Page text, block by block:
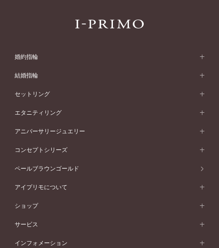
婚約指輪
婚約指輪 (エンゲージリング)
婚約指輪一覧
ピンクゴールド
ペールブラウンゴールド
ウェーブライン
V字ライン
ワンサイドメレ
ダブルサイドメレ
シンプル
フェミニン
モード
50万円台～
40万円台～
30万円台～
婚約指輪 人気ランキング
婚約ネックレス
ダイヤモンドシェイプコレクション
結婚指輪
結婚指輪 (マリッジリング)
結婚指輪一覧
ピンクゴールド
ペールブラウンゴールド
ウェーブライン
V字ライン
ワンメレ
セベラルメレ
シンプル
フェミニン
モード
50万円～
40万円～50万円
セットリング
セットリング
セットリング一覧
ピンクゴールド
ペールブラウンゴールド
エタニティリング
エタニティリング
エタニティリング一覧
ピンクゴールド
ペールブラウンゴールド
アニバーサリージュエリー
アニバーサリージュエリー
アニバーサリージュエリー一覧
ファッションリング
ブレスレット
コンセプトシリーズ
コンセプトシリーズ
オリジンビリーフ
エトワル
スワハ
ペールブラウンゴールド
アイプリモについて
アイプリモについて
パーソナルハンド診断
デザインへのこだわり
ショップ
店舗一覧
北海道
サービス
プロポーズサポート
インフォメーション